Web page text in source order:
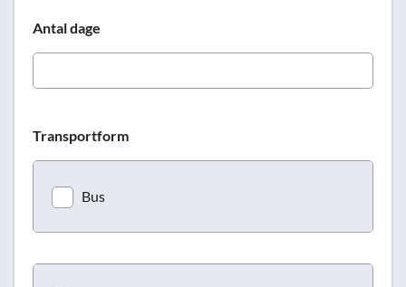
Antal dage
Transportform
Bus